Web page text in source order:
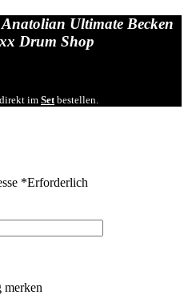
Ultimate Becken
Drum Shop
im Setbestellen.
*Erforderlich
merken